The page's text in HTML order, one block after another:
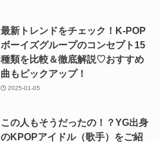
最新トレンドをチェック！K-POP
ボーイズグループのコンセプト15
種類を比較＆徹底解説♡おすすめ
曲もピックアップ！
2025-01-05
この人もそうだったの！？YG出身
のKPOPアイドル（歌手）をご紹